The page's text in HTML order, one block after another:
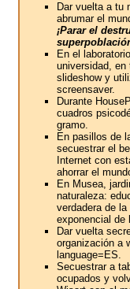
Dar vuelta a tu
abrumar el
¡Parar el
En el
universidad, en
slideshow y
screensaver.
Durante
cuadros
gramo.
En pasillos de
secuestrar el
Internet con
ahorrar el
En Musea,
naturaleza:
verdadera de
exponencial de
Dar vuelta
organización a
language=ES.
Secuestrar a
ocupados y